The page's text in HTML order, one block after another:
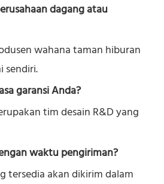
dagang atau
wahana taman hiburan
sendiri.
garansi Anda?
tim desain R&D yang
waktu pengiriman?
tersedia akan dikirim dalam